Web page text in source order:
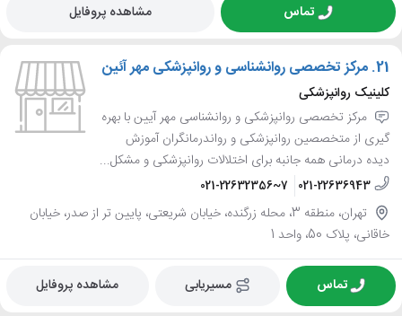
تماس مشاهده پروفایل
21. مرکز تخصصی روانشناسی و روانپزشکی مهر آئین
کلینیک روانپزشکی
مرکز تخصصی روانپزشکی و روانشناسی مهر آیین با بهره
گیری از متخصصین روانپزشکی و رواندرمانگران آموزش
دیده درمانی همه جانبه برای اختلالات روانپزشکی و مشکل...
021-22636943
021-22632356~7
تهران، منطقه 3، محله زرگنده، خیابان شریعتی، پایین تر از صدر، خیابان
خاقانی، پلاک 50، واحد 1
تماس مسیریابی مشاهده پروفایل